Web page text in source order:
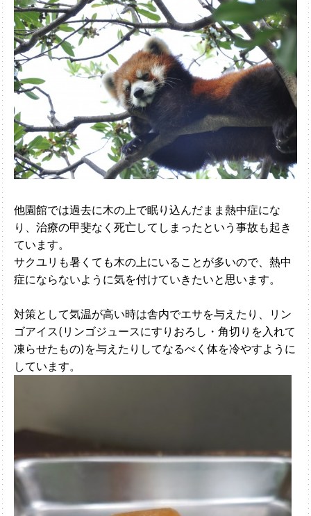
他園館では過去に木の上で眠り込んだまま熱中症にな
り、治療の甲斐なく死亡してしまったという事故も起き
ています。
サクユリも暑くても木の上にいることが多いので、熱中
症にならないように気を付けていきたいと思います。
対策として気温が高い時は舎内でエサを与えたり、リン
ゴアイス(リンゴジュースにすりおろし・角切りを入れて
凍らせたもの)を与えたりしてなるべく体を冷やすように
しています。